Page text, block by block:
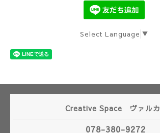
Select Language ▼
Creative Space ヴァルカ
078-380-9272